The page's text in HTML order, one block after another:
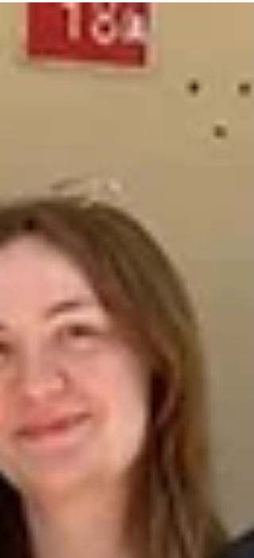
LGS puanlarını hesaplarken sadece doğru ve
yanlış sayılarına bakmaz; Türkiye genelindeki
başarı ortalamasını ve derslerin katsayılarını da
hesaba katarak adil bir sıralama oluşturur. Peki,
sistem adım adım nasıl çalışır? LGS , sadece çok